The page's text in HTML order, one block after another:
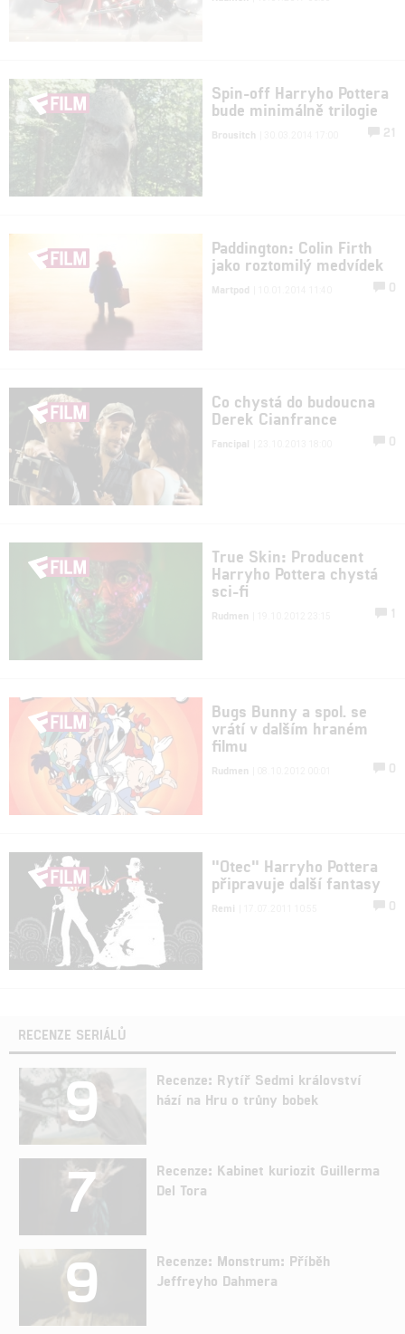
Spin-off Harryho Pottera
bude minimálně trilogie
Brousitch 21
Paddington: Colin Firth
jako roztomilý medvídek
Martpod 0
Co chystá do budoucna
Derek Cianfrance
Fancipal 0
True Skin: Producent
Harryho Pottera chystá
sci-fi
Rudmen 1
Bugs Bunny a spol. se
vrátí v dalším hraném
filmu
Rudmen 0
"Otec" Harryho Pottera
připravuje další fantasy
Remi 0
RECENZE SERIÁLŮ
9
Recenze: Rytíř Sedmi království
hází na Hru o trůny bobek
7
Recenze: Kabinet kuriozit Guillerma
Del Tora
9
Recenze: Monstrum: Příběh
Jeffreyho Dahmera